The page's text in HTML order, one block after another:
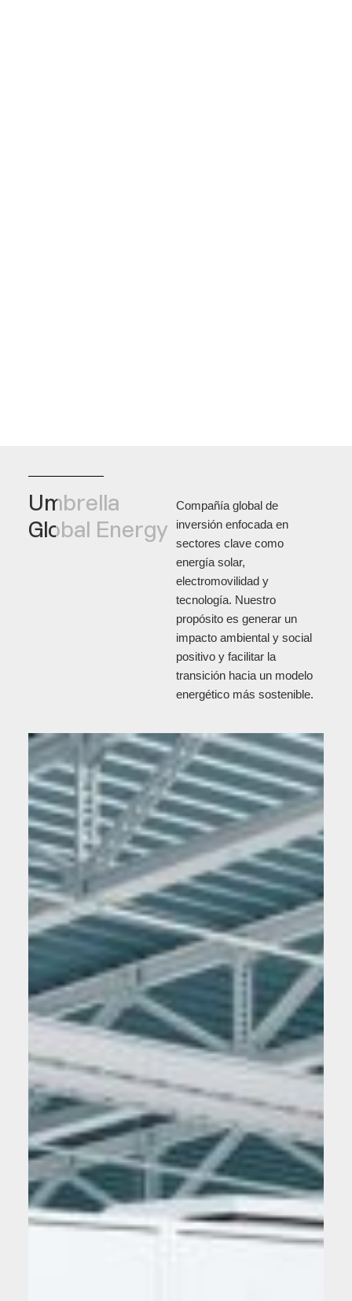
Umbrella
Global Energy
Compañía global de
inversión enfocada en
sectores clave como
energía solar,
electromovilidad y
tecnología. Nuestro
propósito es generar un
impacto ambiental y social
positivo y facilitar la
transición hacia un modelo
energético más sostenible.